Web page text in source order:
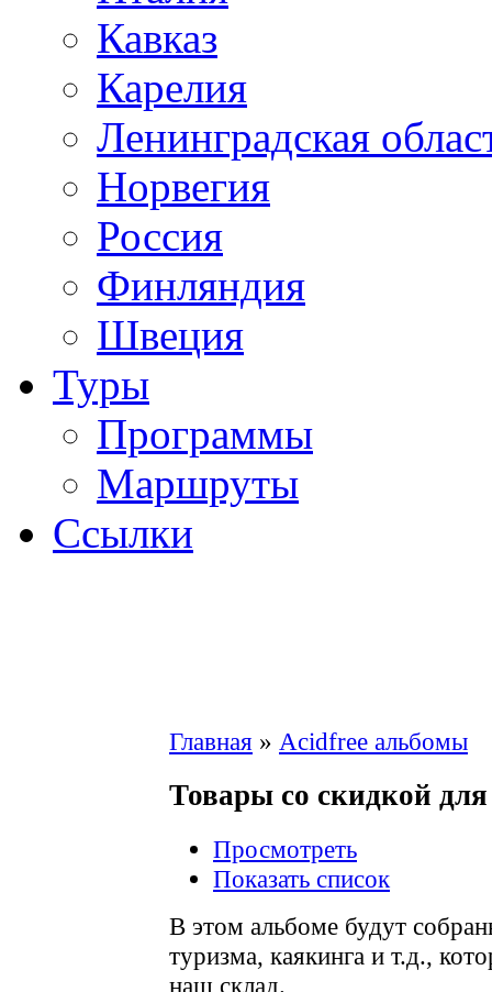
Кавказ
Карелия
Ленинградская
Норвегия
Россия
Финляндия
Швеция
Туры
Программы
Маршруты
Ссылки
Главная » Acidfree альбомы
Товары со скидкой
Просмотреть
Показать список
В этом альбоме будут
туризма, каякинга и т.д.,
наш склад.